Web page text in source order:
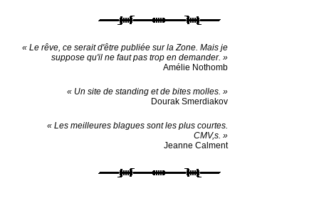
« Le rêve, ce serait d'être publiée sur la Zone. Mais je
suppose qu'il ne faut pas trop en demander. »
Amélie Nothomb
« Un site de standing et de bites molles. »
Dourak Smerdiakov
« Les meilleures blagues sont les plus courtes.
CMV,s. »
Jeanne Calment